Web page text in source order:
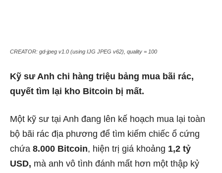
CREATOR: gd-jpeg v1.0 (using IJG JPEG v62), quality = 100
Kỹ sư Anh chi hàng triệu bảng mua bãi rác,
quyết tìm lại kho Bitcoin bị mất.
Một kỹ sư tại Anh đang lên kế hoạch mua lại toàn
bộ bãi rác địa phương để tìm kiếm chiếc ổ cứng
chứa 8.000 Bitcoin, hiện trị giá khoảng 1,2 tỷ
USD, mà anh vô tình đánh mất hơn một thập kỷ